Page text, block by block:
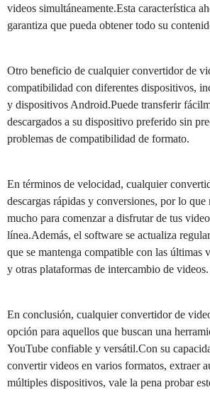
videos simultáneamente.Esta característica
garantiza que pueda obtener todo su
Otro beneficio de cualquier convertidor de
compatibilidad con diferentes dispositivos,
y dispositivos Android.Puede transferir
descargados a su dispositivo preferido sin
problemas de compatibilidad de formato.
En términos de velocidad, cualquier
descargas rápidas y conversiones, por lo que
mucho para comenzar a disfrutar de tus
línea.Además, el software se actualiza
que se mantenga compatible con las últimas
y otras plataformas de intercambio de videos.
En conclusión, cualquier convertidor de
opción para aquellos que buscan una
YouTube confiable y versátil.Con su
convertir videos en varios formatos, extraer
múltiples dispositivos, vale la pena probar